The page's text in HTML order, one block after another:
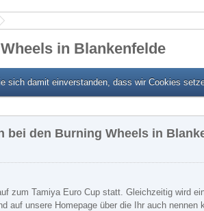
in Blankenfelde
sich damit einverstanden, dass wir Cookies
bei den Burning Wheels in
zum Tamiya Euro Cup statt. Gleichzeitig wird
auf unsere Homepage über die Ihr auch nennen